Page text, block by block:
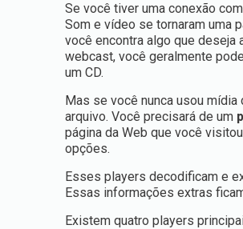
Se você tiver uma conexão
Som e vídeo se tornaram uma
você encontra algo que
webcast, você geralmente
um CD.
Mas se você nunca usou
arquivo. Você precisará de um
página da Web que você
opções.
Esses players decodificam e
Essas informações extras
Existem quatro players